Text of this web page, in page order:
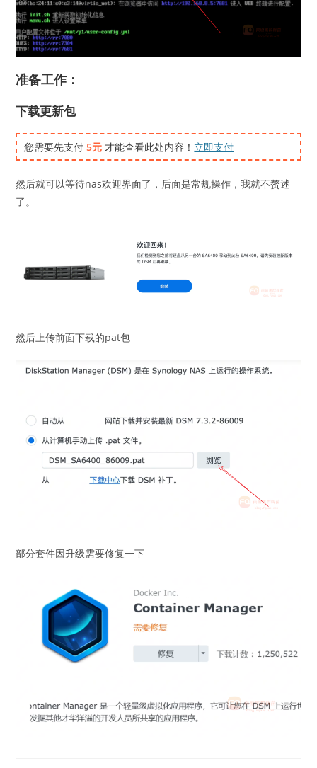
准备工作：
下载更新包
您需要先支付5元 才能查看此处内容！ 立即支付
然后就可以等待nas欢迎界面了，后面是常规操作，我就不赘述
了。
然后上传前面下载的pat包
部分套件因升级需要修复一下